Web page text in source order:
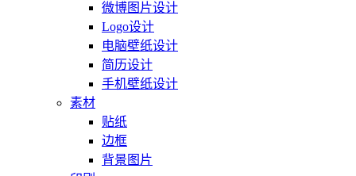
微博图片设计
Logo设计
电脑壁纸设计
简历设计
手机壁纸设计
素材
贴纸
边框
背景图片